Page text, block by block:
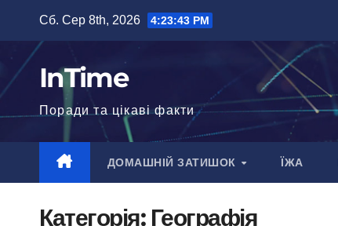
вмісту
Сб. Сер 8th, 2026 4:23:44 PM
InTime
Поради та цікаві факти
ДОМАШНІЙ ЗАТИШОК ЇЖА
Категорія: Географія